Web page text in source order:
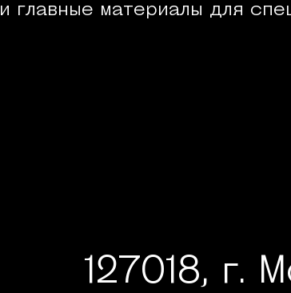
и главные материалы для
127018, г.